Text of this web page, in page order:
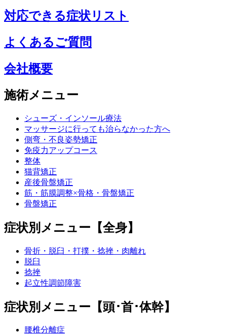
対応できる症状リスト
よくあるご質問
会社概要
施術メニュー
シューズ・インソール療法
マッサージに行っても治らなかった方へ
側弯・不良姿勢矯正
免疫力アップコース
整体
猫背矯正
産後骨盤矯正
筋・筋膜調整×骨格・骨盤矯正
骨盤矯正
症状別メニュー【全身】
骨折・脱臼・打撲・捻挫・肉離れ
脱臼
捻挫
起立性調節障害
症状別メニュー【頭･首･体幹】
腰椎分離症